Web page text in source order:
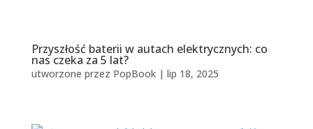
Przyszłość baterii w autach elektrycznych: co
nas czeka za 5 lat?
utworzone przez PopBook| lip 18, 2025